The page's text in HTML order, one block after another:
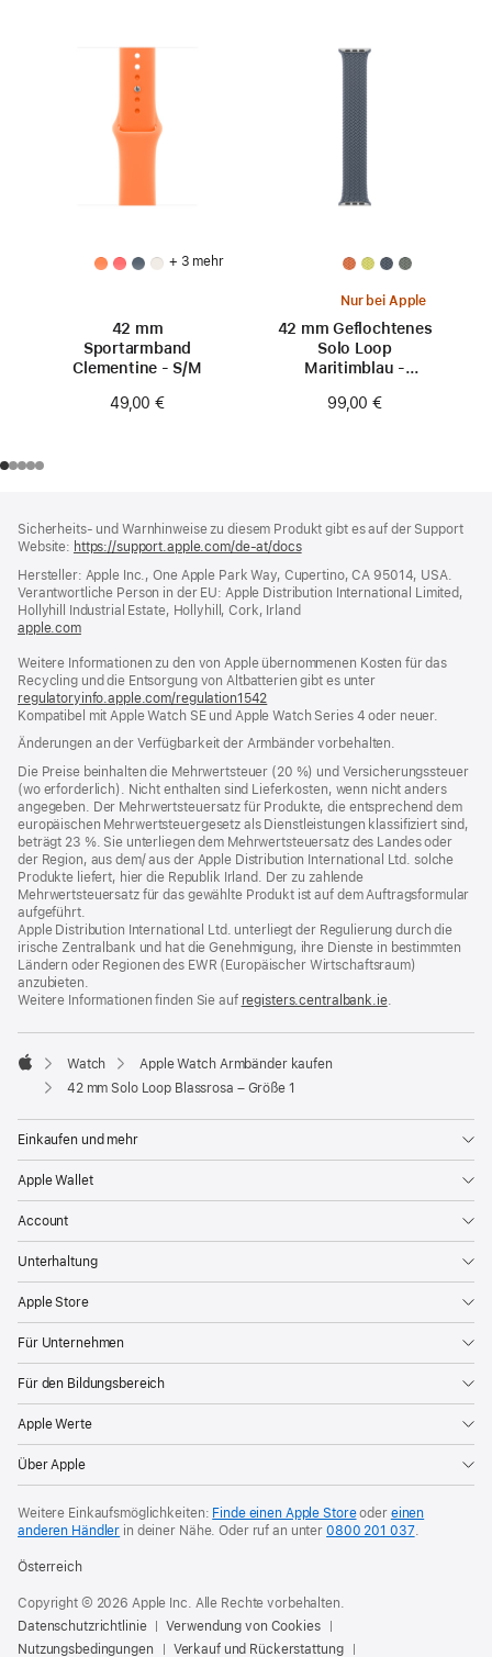
+ 3 mehr
42 mm
Sportarmband
Clementine - S/M
49,00 €
Nur bei Apple
42 mm Geflochtenes
Solo Loop
Maritimblau -
99,00 €
Sicherheits- und Warnhinweise zu diesem Produkt gibt es auf der Support
Website: https://support.apple.com/de-at/docs(öffnet
neues
Fenster)
Hersteller: Apple Inc., One Apple Park Way, Cupertino, CA 95014, USA.
Verantwortliche Person in der EU: Apple Distribution International Limited,
Hollyhill Industrial Estate, Hollyhill, Cork, Irland
apple.com(öffnet
neues
Fenster)
Weitere Informationen zu den von Apple übernommenen Kosten für das
Recycling und die Entsorgung von Altbatterien gibt es unter
regulatoryinfo.apple.com/regulation1542
ein
neues
Fenster)
Kompatibel mit Apple Watch SE und Apple Watch Series 4 oder neuer.
Änderungen an der Verfügbarkeit der Armbänder vorbehalten.
Die Preise beinhalten die Mehrwertsteuer (20 %) und Versicherungssteuer
(wo erforderlich). Nicht enthalten sind Lieferkosten, wenn nicht anders
angegeben. Der Mehrwertsteuersatz für Produkte, die entsprechend dem
europäischen Mehrwertsteuergesetz als Dienstleistungen klassifiziert sind,
beträgt 23 %. Sie unterliegen dem Mehrwertsteuersatz des Landes oder
der Region, aus dem/ aus der Apple Distribution International Ltd. solche
Produkte liefert, hier die Republik Irland. Der zu zahlende
Mehrwertsteuersatz für das gewählte Produkt ist auf dem Auftragsformular
aufgeführt.
Apple Distribution International Ltd. unterliegt der Regulierung durch die
irische Zentralbank und hat die Genehmigung, ihre Dienste in bestimmten
Ländern oder Regionen des EWR (Europäischer Wirtschaftsraum)
anzubieten.
Weitere Informationen finden Sie auf registers.centralbank.ie(Öffnet
neues
.
Apple
Watch
Apple Watch Armbänder kaufen
42 mm Solo Loop Blassrosa – Größe 1
Einkaufen und mehr
Apple Wallet
Account
Unterhaltung
Apple Store
Für Unternehmen
Für den Bildungsbereich
Apple Werte
Über Apple
Weitere Einkaufsmöglichkeiten: Finde einen Apple Storeoder einen
anderen Händler in deiner Nähe. Oder ruf an unter0800 201 037.
Österreich
Copyright © 2026 Apple Inc. Alle Rechte vorbehalten.
Datenschutzrichtlinie
Verwendung von Cookies
Nutzungsbedingungen
Verkauf und Rückerstattung